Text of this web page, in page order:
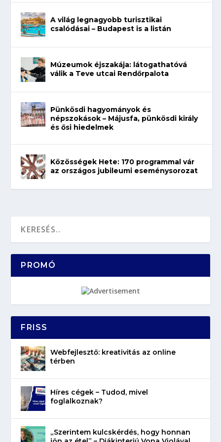
A világ legnagyobb turisztikai
csalódásai – Budapest is a listán
Múzeumok éjszakája: látogathatóvá
válik a Teve utcai Rendőrpalota
Pünkösdi hagyományok és
népszokások – Májusfa, pünkösdi király
és ősi hiedelmek
Közösségek Hete: 170 programmal vár
az országos jubileumi eseménysorozat
PROMÓ
FRISS
Webfejlesztő: kreativitás az online
térben
Híres cégek – Tudod, mivel
foglalkoznak?
„Szerintem kulcskérdés, hogy honnan